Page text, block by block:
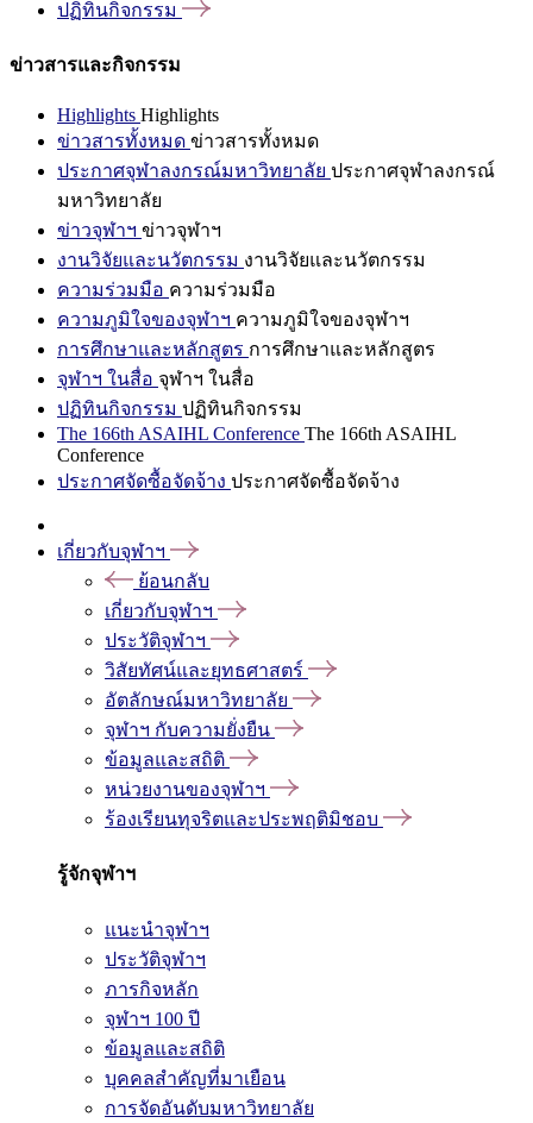
ปฏิทินกิจกรรม
ข่าวสารและกิจกรรม
Highlights Highlights
ข่าวสารทั้งหมด ข่าวสารทั้งหมด
ประกาศจุฬาลงกรณ์มหาวิทยาลัย ประกาศจุฬาลงกรณ์
มหาวิทยาลัย
ข่าวจุฬาฯ ข่าวจุฬาฯ
งานวิจัยและนวัตกรรม งานวิจัยและนวัตกรรม
ความร่วมมือ ความร่วมมือ
ความภูมิใจของจุฬาฯ ความภูมิใจของจุฬาฯ
การศึกษาและหลักสูตร การศึกษาและหลักสูตร
จุฬาฯ ในสื่อ จุฬาฯ ในสื่อ
ปฏิทินกิจกรรม ปฏิทินกิจกรรม
The 166th ASAIHL Conference The 166th ASAIHL
Conference
ประกาศจัดซื้อจัดจ้าง ประกาศจัดซื้อจัดจ้าง
เกี่ยวกับจุฬาฯ
ย้อนกลับ
เกี่ยวกับจุฬาฯ
ประวัติจุฬาฯ
วิสัยทัศน์และยุทธศาสตร์
อัตลักษณ์มหาวิทยาลัย
จุฬาฯ กับความยั่งยืน
ข้อมูลและสถิติ
หน่วยงานของจุฬาฯ
ร้องเรียนทุจริตและประพฤติมิชอบ
รู้จักจุฬาฯ
แนะนำจุฬาฯ
ประวัติจุฬาฯ
ภารกิจหลัก
จุฬาฯ 100 ปี
ข้อมูลและสถิติ
บุคคลสำคัญที่มาเยือน
การจัดอันดับมหาวิทยาลัย